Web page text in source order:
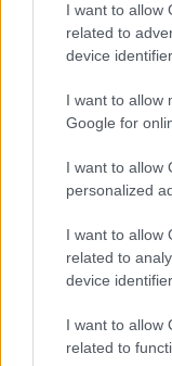
I want to allow
related to
device
I want to allow
Google for
I want to allow
personalized
I want to allow
related to
device
I want to allow
related to
szükség arra, hogy
sínrendszerek
sorba állítani. Ennek
élnek ezzel a
átlátszó